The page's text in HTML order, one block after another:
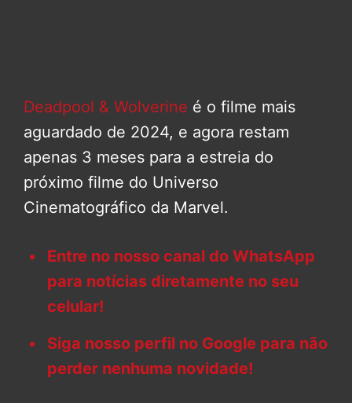
Deadpool & Wolverine é o filme mais
aguardado de 2024, e agora restam
apenas 3 meses para a estreia do
próximo filme do Universo
Cinematográfico da Marvel.
Entre no nosso canal do WhatsApp
para notícias diretamente no seu
celular!
Siga nosso perfil no Google para não
perder nenhuma novidade!